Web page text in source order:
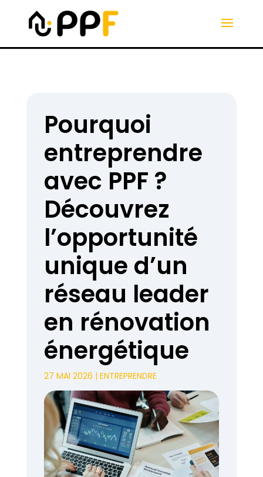
Pourquoi
entreprendre
avec PPF ?
Découvrez
l’opportunité
unique d’un
réseau leader
en rénovation
énergétique
27 MAI 2026 | ENTREPRENDRE